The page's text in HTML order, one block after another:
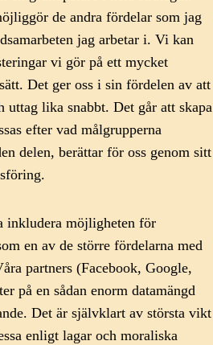
de andra fördelar som jag
jag arbetar i. Vi kan
vi gör på ett mycket
Det ger oss i sin fördelen av att
uttag lika snabbt. Det går att skapa
efter vad målgrupperna
delen, berättar för oss genom sitt
inkludera möjligheten för
en av de större fördelarna med
partners (Facebook, Google,
på en sådan enorm datamängd
Det är självklart av största vikt
enligt lagar och moraliska